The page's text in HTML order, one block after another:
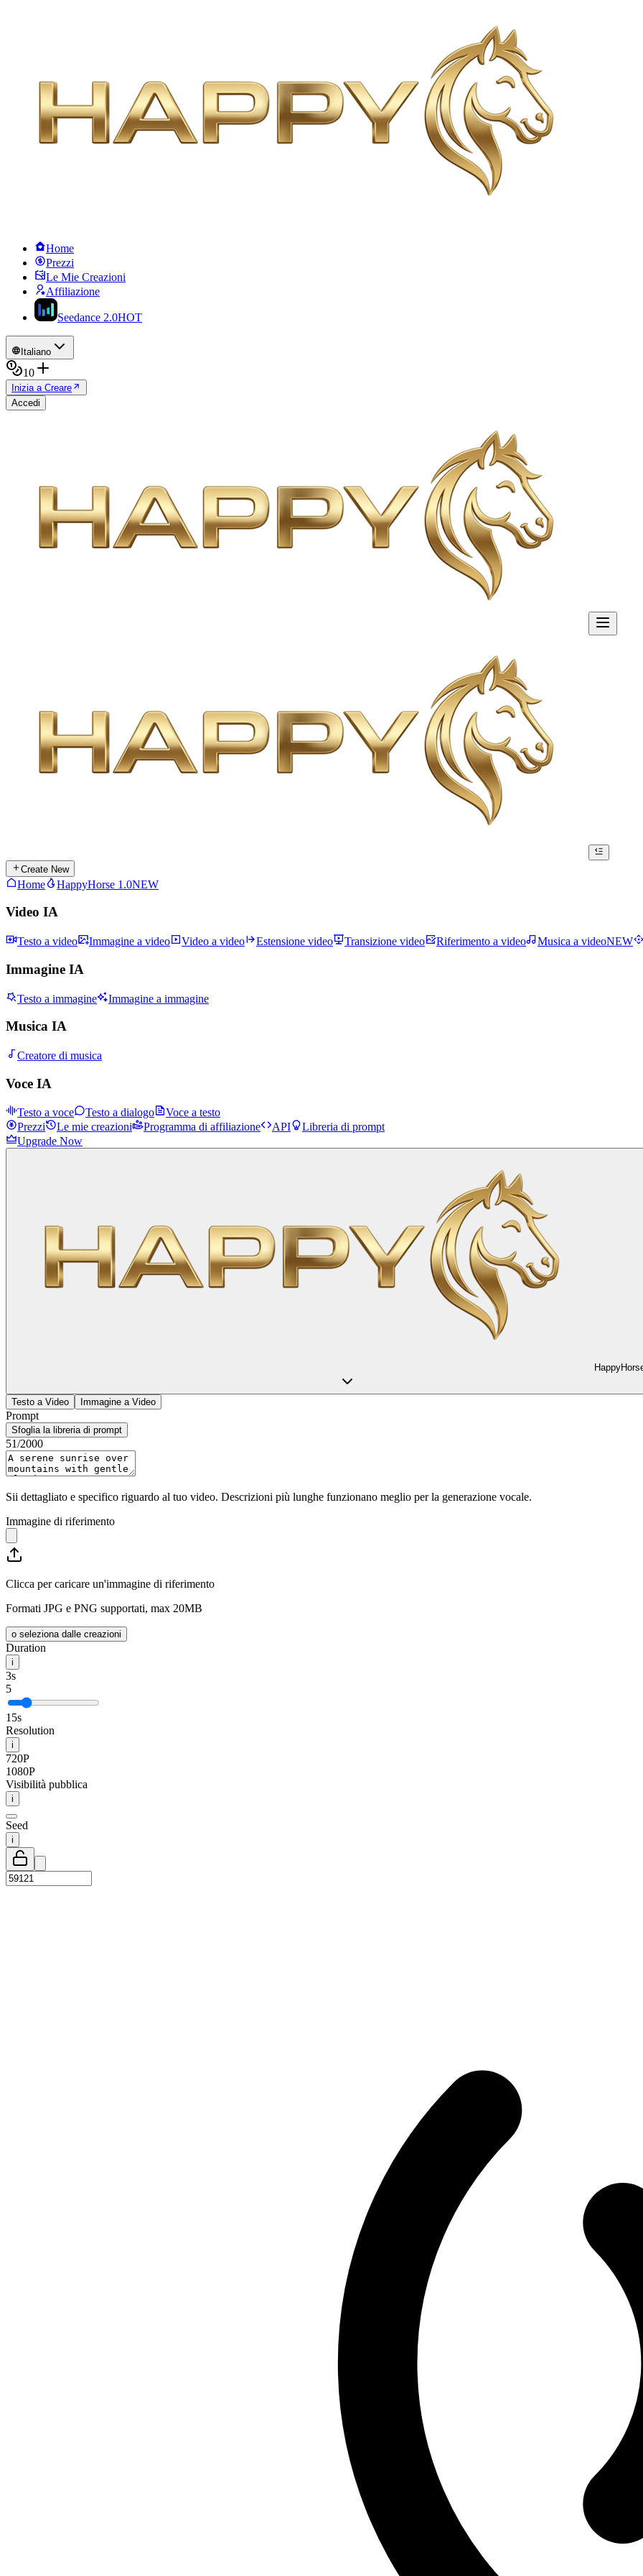
Home
Prezzi
Le Mie Creazioni
Affiliazione
Seedance 2.0HOT
Italiano
10
Inizia a Creare
Accedi
Create New
Home HappyHorse 1.0NEW
Video IA
Testo a video Immagine a video Video a video Estensione video Transizione video Riferimento a video Musica a videoNEW
Immagine IA
Testo a immagine Immagine a immagine
Musica IA
Creatore di musica
Voce IA
Testo a voce Testo a dialogo
Voce a testo
Prezzi
Le mie creazioni Programma di affiliazione API
Libreria di prompt
Upgrade Now
Testo a Video Immagine a Video
Prompt
Sfoglia la libreria di prompt
51/2000
Sii dettagliato e specifico riguardo al tuo video. Descrizioni più lunghe funzionano meglio per la generazione vocale.
Immagine di riferimento
Clicca per caricare un'immagine di riferimento
Formati JPG e PNG supportati, max 20MB
o seleziona dalle creazioni
Duration
i
3s
5
15s
Resolution
i
720P
1080P
Visibilità pubblica
i
Seed
i